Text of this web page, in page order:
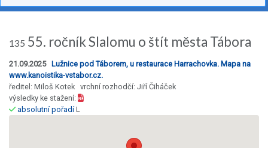
135 55. ročník Slalomu o štít města Tábora
21.09.2025 Lužnice pod Táborem, u restaurace Harrachovka. Mapa na
www.kanoistika-vstabor.cz.
ředitel: Miloš Kotek vrchní rozhodčí: Jiří Čiháček
výsledky ke stažení:
absolutní pořadíL